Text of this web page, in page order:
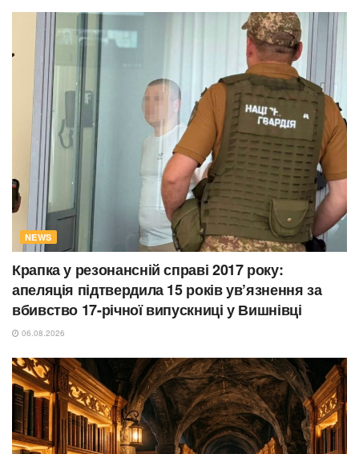
NEWS
Крапка у резонансній справі 2017 року:
апеляція підтвердила 15 років ув’язнення за
вбивство 17-річної випускниці у Вишнівці
06.08.2026